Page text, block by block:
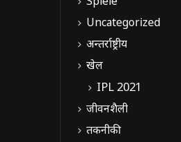
Uncategorized
अन्तर्राष्ट्रीय
खेल
IPL 2021
जीवनशैली
तकनीकी